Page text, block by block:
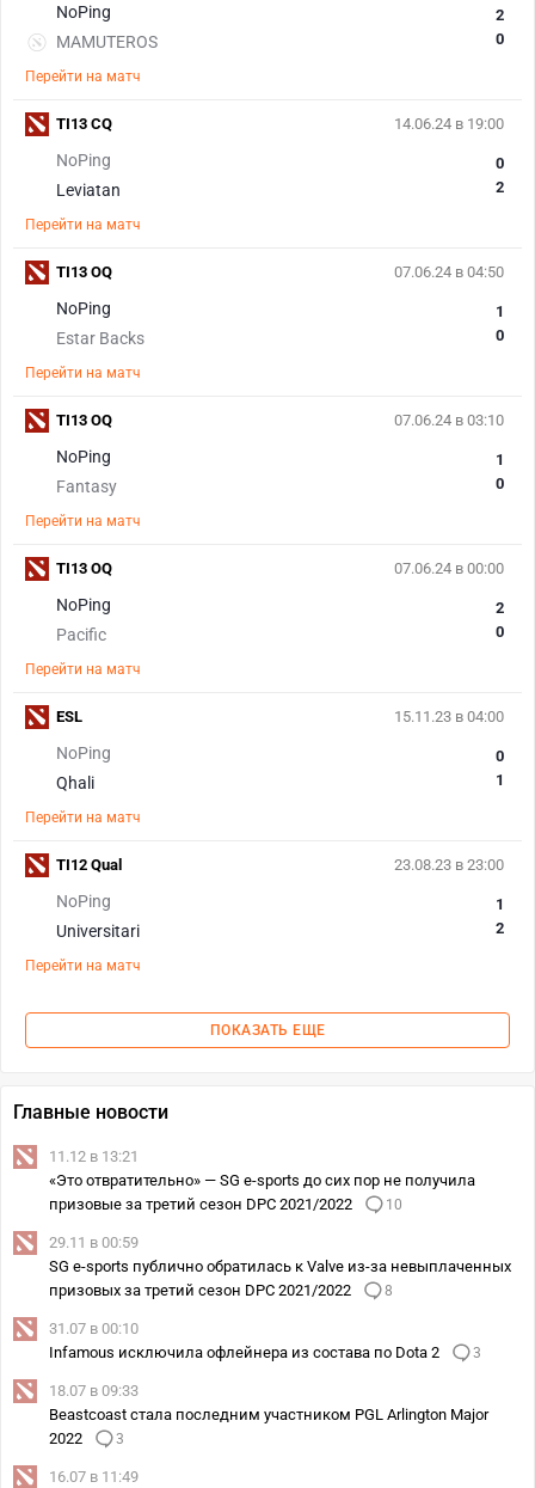
NoPing
MAMUTEROS
2
0
Перейти на матч
14.06.24 в 19:00
NoPing
Leviatan
0
2
Перейти на матч
TI13 CQ
07.06.24 в 04:50
NoPing
Estar Backs
1
0
Перейти на матч
TI13 OQ
07.06.24 в 03:10
NoPing
Fantasy
1
0
Перейти на матч
TI13 OQ
07.06.24 в 00:00
NoPing
Pacific
2
0
Перейти на матч
TI13 OQ
15.11.23 в 04:00
NoPing
Qhali
0
1
Перейти на матч
ESL
23.08.23 в 23:00
NoPing
Universitari
1
2
Перейти на матч
TI12 Qual
ПОКАЗАТЬ ЕЩЕ
Главные новости
11.12 в 13:21
«Это отвратительно» — SG e-sports до сих пор не получила
призовые за третий сезон DPC 2021/2022
10
29.11 в 00:59
SG e-sports публично обратилась к Valve из-за невыплаченных
призовых за третий сезон DPC 2021/2022
8
31.07 в 00:10
Infamous исключила офлейнера из состава по Dota 2
3
18.07 в 09:33
Beastcoast стала последним участником PGL Arlington Major
2022
3
16.07 в 11:49